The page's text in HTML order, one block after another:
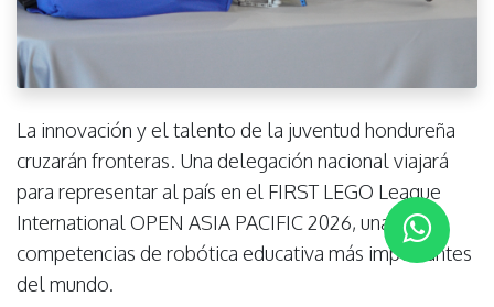
La innovación y el talento de la juventud hondureña
cruzarán fronteras. Una delegación nacional viajará
para representar al país en el FIRST LEGO League
International OPEN ASIA PACIFIC 2026, una de las
competencias de robótica educativa más importantes
del mundo.